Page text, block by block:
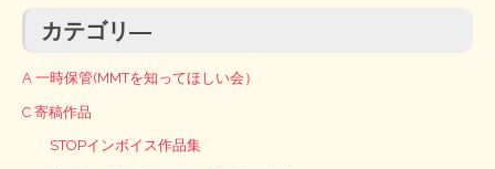
カテゴリ―
A 一時保管(MMTを知ってほしい会）
C 寄稿作品
STOPインボイス作品集